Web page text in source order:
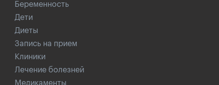
Беременность
Дети
Диеты
Запись на прием
Клиники
Лечение болезней
Медикаменты